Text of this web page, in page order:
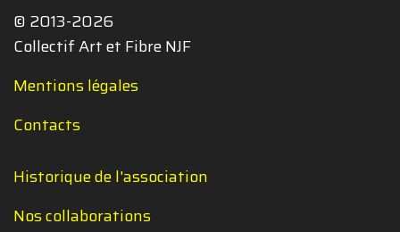
© 2013-2026
Collectif Art et Fibre NJF
Mentions légales
Contacts
Historique de l'association
Nos collaborations